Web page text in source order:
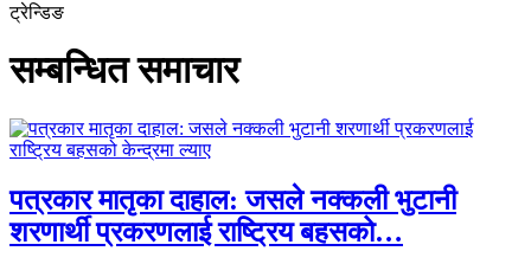
ट्रेन्डिङ
सम्बन्धित समाचार
पत्रकार मातृका दाहाल: जसले नक्कली भुटानी
शरणार्थी प्रकरणलाई राष्ट्रिय बहसको…